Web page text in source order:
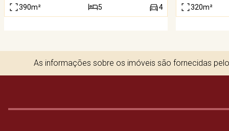
390m² 5 4 320m²
As informações sobre os imóveis são fornecidas